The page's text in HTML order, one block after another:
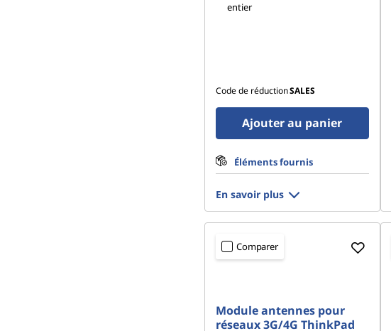
entier
Code de réductionSALES
Ajouter au panier
Éléments fournis
En savoir plus
Comparer
Module antennes pour
réseaux 3G/4G ThinkPad